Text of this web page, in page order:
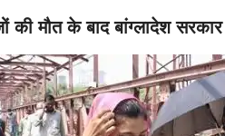
BIHAR
की मौत के बाद बांग्लादेश